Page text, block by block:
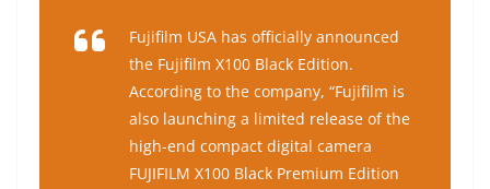
Fujifilm USA has officially announced
the Fujifilm X100 Black Edition.
According to the company, “Fujifilm is
also launching a limited release of the
high-end compact digital camera
FUJIFILM X100 Black Premium Edition